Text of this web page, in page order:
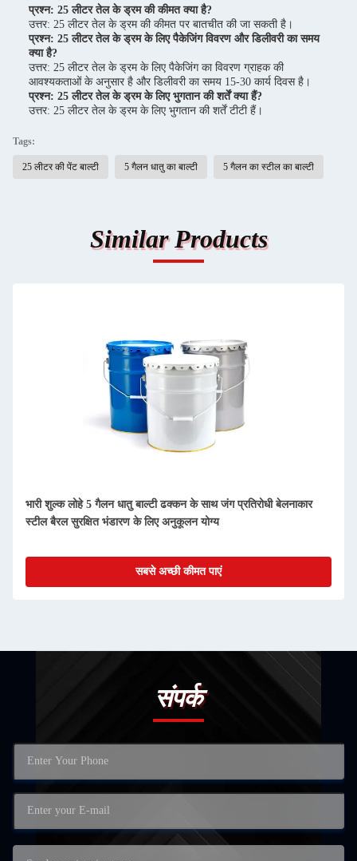
प्रश्न: 25 लीटर तेल के ड्रम की कीमत क्या है?
उत्तर: 25 लीटर तेल के ड्रम की कीमत पर बातचीत की जा सकती है।
प्रश्न: 25 लीटर तेल के ड्रम के लिए पैकेजिंग विवरण और डिलीवरी का समय
क्या है?
उत्तर: 25 लीटर तेल के ड्रम के लिए पैकेजिंग का विवरण ग्राहक की
आवश्यकताओं के अनुसार है और डिलीवरी का समय 15-30 कार्य दिवस है।
प्रश्न: 25 लीटर तेल के ड्रम के लिए भुगतान की शर्तें क्या हैं?
उत्तर: 25 लीटर तेल के ड्रम के लिए भुगतान की शर्तें टीटी हैं।
Tags:
25 लीटर की पेंट बाल्टी 5 गैलन धातु का बाल्टी 5 गैलन का स्टील का बाल्टी
Similar Products
भारी शुल्क लोहे 5 गैलन धातु बाल्टी ढक्कन के साथ जंग प्रतिरोधी बेलनाकार
स्टील बैरल सुरक्षित भंडारण के लिए अनुकूलन योग्य
सबसे अच्छी कीमत पाएं
संपर्क